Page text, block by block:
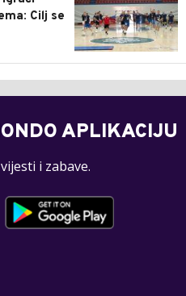
Cilj se
APLIKACIJU
i zabave.